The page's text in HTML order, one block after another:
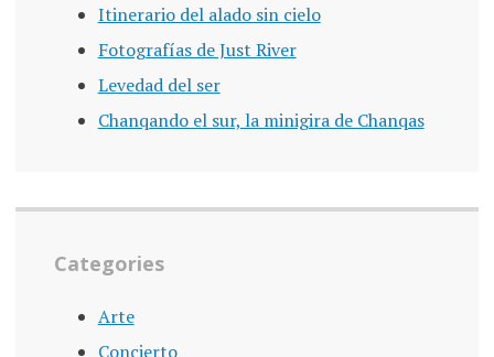
Itinerario del alado sin cielo
Fotografías de Just River
Levedad del ser
Chanqando el sur, la minigira de Chanqas
Categories
Arte
Concierto